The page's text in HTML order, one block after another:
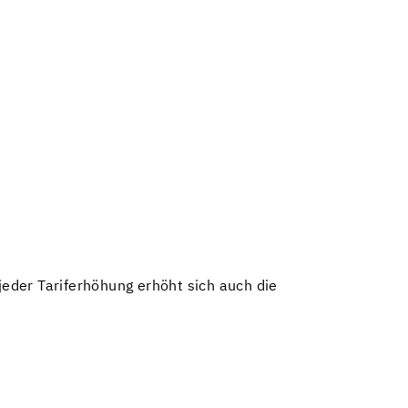
Tariferhöhung erhöht sich auch die